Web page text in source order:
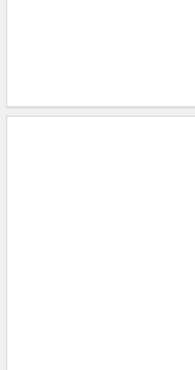
eller vedovn etter
møt oss i butikken i
6153 Ørsta Tlf: